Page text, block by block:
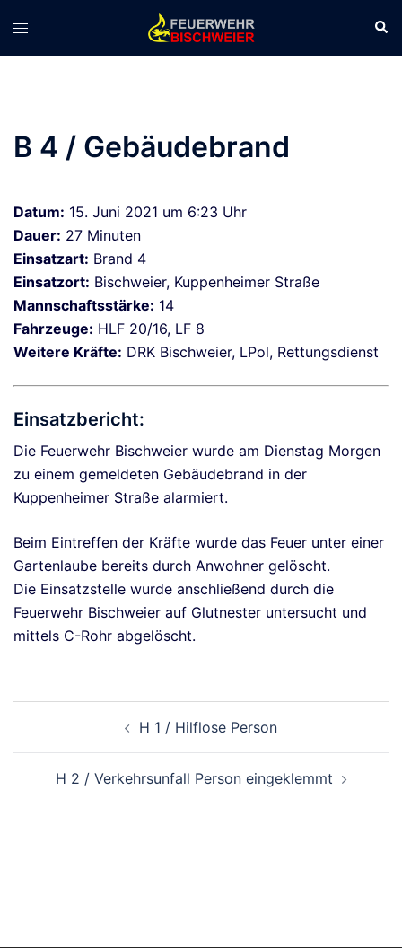
Inhalt
springen
Menü
B 4 / Gebäudebrand
Datum: 15. Juni 2021 um 6:23 Uhr
Dauer: 27 Minuten
Einsatzart: Brand 4
Einsatzort: Bischweier, Kuppenheimer Straße
Mannschaftsstärke: 14
Fahrzeuge: HLF 20/16, LF 8
Weitere Kräfte: DRK Bischweier, LPol, Rettungsdienst
Einsatzbericht:
Die Feuerwehr Bischweier wurde am Dienstag Morgen
zu einem gemeldeten Gebäudebrand in der
Kuppenheimer Straße alarmiert.
Beim Eintreffen der Kräfte wurde das Feuer unter einer
Gartenlaube bereits durch Anwohner gelöscht.
Die Einsatzstelle wurde anschließend durch die
Feuerwehr Bischweier auf Glutnester untersucht und
mittels C-Rohr abgelöscht.
H 1 / Hilflose Person
H 2 / Verkehrsunfall Person eingeklemmt